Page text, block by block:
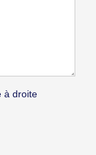
à droite